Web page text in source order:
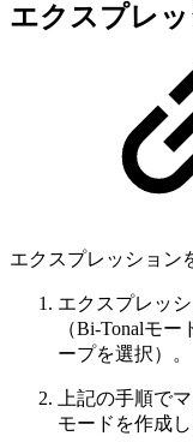
エクスプレ
エクスプレッション
エクスプレッ
（Bi-Tonalモー
ープを選択）。
上記の手順で
モードを作成し